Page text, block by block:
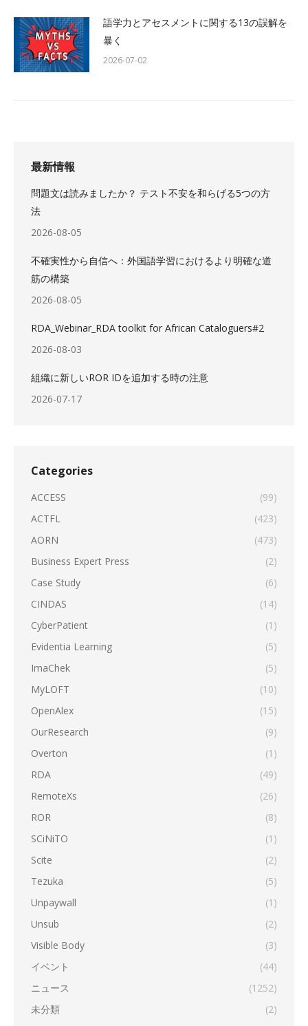
語学力とアセスメントに関する13の誤解を
暴く
2026-07-02
最新情報
問題文は読みましたか？ テスト不安を和らげる5つの方
法
2026-08-05
不確実性から自信へ：外国語学習におけるより明確な道
筋の構築
2026-08-05
RDA_Webinar_RDA toolkit for African Cataloguers#2
2026-08-03
組織に新しいROR IDを追加する時の注意
2026-07-17
Categories
ACCESS
(99)
ACTFL
(423)
AORN
(473)
Business Expert Press
(2)
Case Study
(6)
CINDAS
(14)
CyberPatient
(1)
Evidentia Learning
(5)
ImaChek
(5)
MyLOFT
(10)
OpenAlex
(15)
OurResearch
(9)
Overton
(1)
RDA
(49)
RemoteXs
(26)
ROR
(8)
SCiNiTO
(1)
Scite
(2)
Tezuka
(5)
Unpaywall
(1)
Unsub
(2)
Visible Body
(3)
イベント
(44)
ニュース
(1252)
未分類
(2)